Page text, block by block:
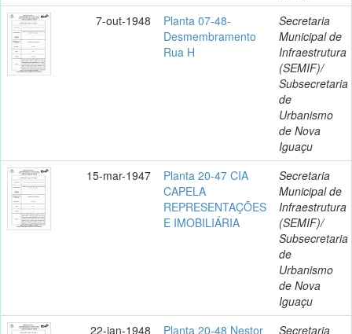
7-out-1948
Planta 07-48-
Desmembramento
Rua H
Secretaria
Municipal de
Infraestrutura
(SEMIF)/
Subsecretaria
de
Urbanismo
de Nova
Iguaçu
15-mar-1947
Planta 20-47 CIA
CAPELA
REPRESENTAÇÕES
E IMOBILIÁRIA
Secretaria
Municipal de
Infraestrutura
(SEMIF)/
Subsecretaria
de
Urbanismo
de Nova
Iguaçu
22-jan-1948
Planta 20-48 Nestor
Secretaria